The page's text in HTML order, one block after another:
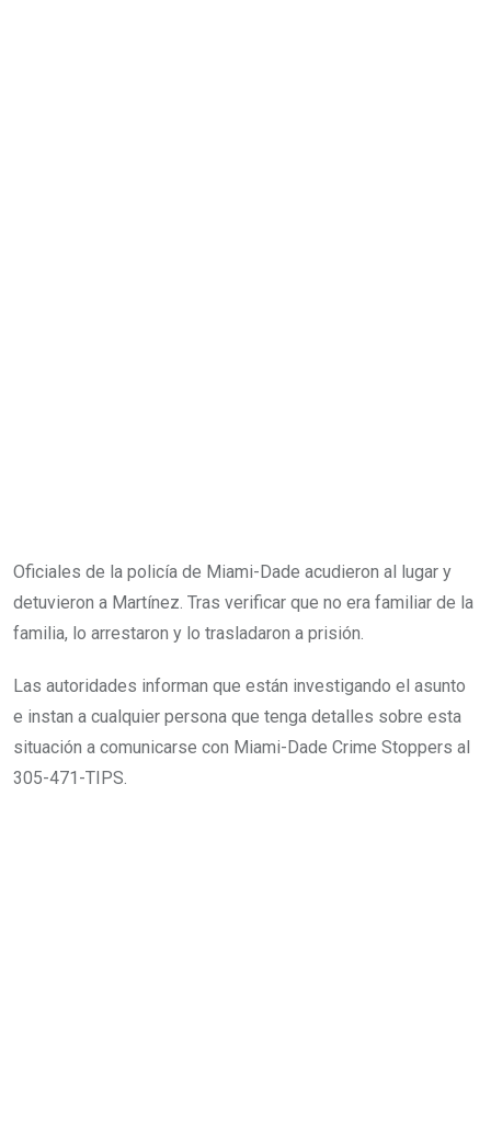
Oficiales de la policía de Miami-Dade acudieron al lugar y
detuvieron a Martínez. Tras verificar que no era familiar de la
familia, lo arrestaron y lo trasladaron a prisión.
Las autoridades informan que están investigando el asunto
e instan a cualquier persona que tenga detalles sobre esta
situación a comunicarse con Miami-Dade Crime Stoppers al
305-471-TIPS.